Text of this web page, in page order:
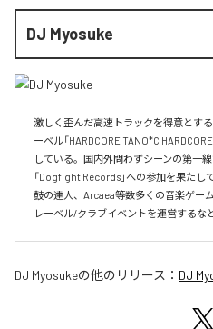
DJ Myosuke
激しく歪んだ高速トラックを得意とす
ーベル「HARDCORE TANO*C
している。国内外問わずシーンの第一
「Dogfight Records」への参加を果たし
鼓の達人、Arcaea等数多くの音楽ゲー
レーベル/クラブイベントを運営するな
DJ Myosukeの他のリリース： DJ